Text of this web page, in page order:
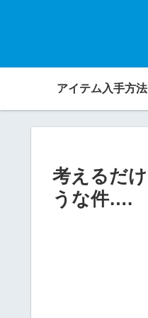
アイテム入手方法
考えるだ
うな件….